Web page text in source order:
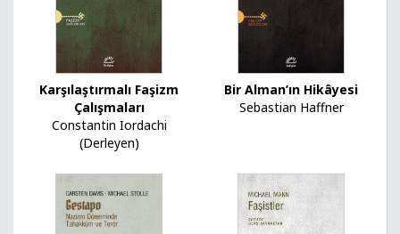
Karşılaştırmalı Faşizm
Çalışmaları
Constantin Iordachi
(Derleyen)
Bir Alman’ın Hikâyesi
Sebastian Haffner